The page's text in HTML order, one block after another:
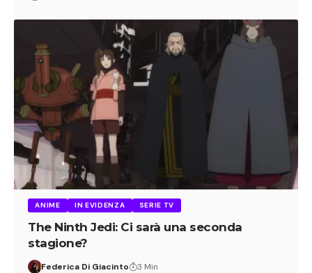
ANIME IN EVIDENZA SERIE TV
The Ninth Jedi: Ci sarà una seconda
stagione?
Federica Di Giacinto 3 Min